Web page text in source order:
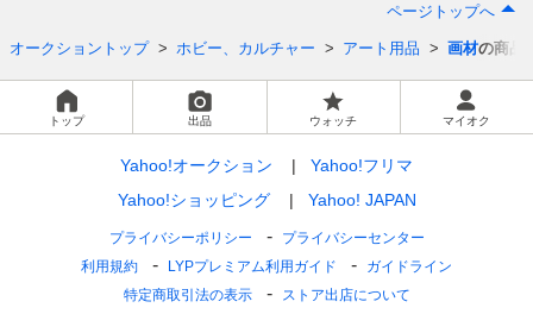
ページトップへ
オークショントップ ホビー、カルチャー アート用品 画材の商品
トップ 出品 ウォッチ マイオク
Yahoo!オークション
Yahoo!フリマ
Yahoo!ショッピング
Yahoo! JAPAN
プライバシーポリシー
プライバシーセンター
利用規約
LYPプレミアム利用ガイド
ガイドライン
特定商取引法の表示
ストア出店について